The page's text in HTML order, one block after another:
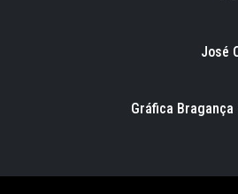
José
Gráfica Bragança